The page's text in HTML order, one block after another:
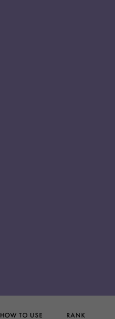
HOW TO USE RANK